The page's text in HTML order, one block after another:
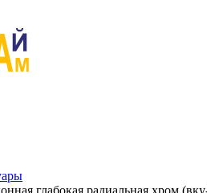
глабокая радиальная хром